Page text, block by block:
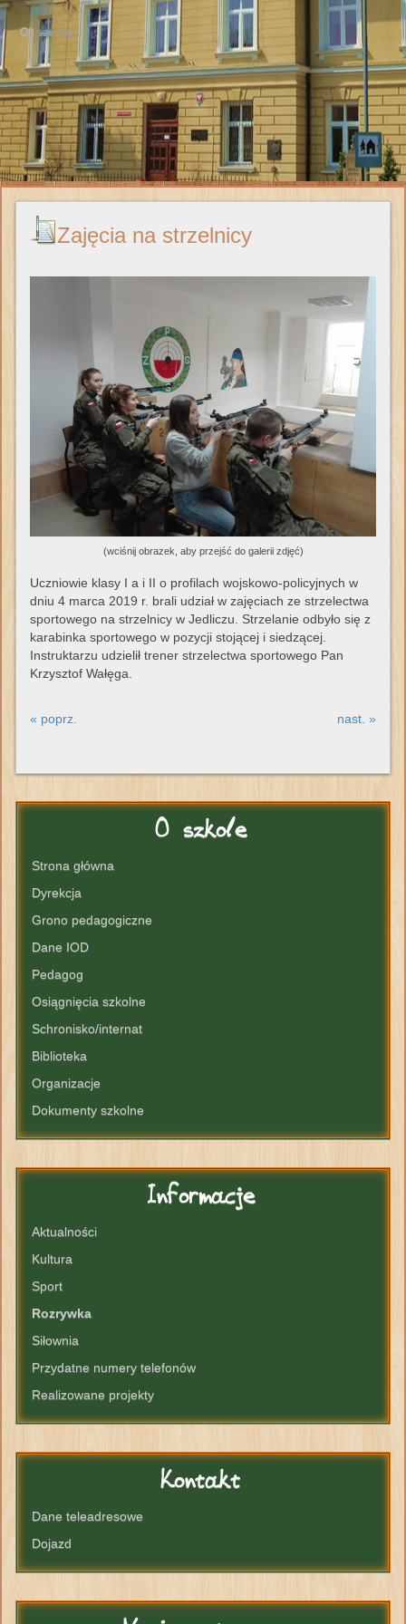
Zajęcia na strzelnicy
(wciśnij obrazek, aby przejść do galerii zdjęć)
Uczniowie klasy I a i II o profilach wojskowo-policyjnych w
dniu 4 marca 2019 r. brali udział w zajęciach ze strzelectwa
sportowego na strzelnicy w Jedliczu. Strzelanie odbyło się z
karabinka sportowego w pozycji stojącej i siedzącej.
Instruktarzu udzielił trener strzelectwa sportowego Pan
Krzysztof Wałęga.
« poprz. nast. »
Oszkole
Strona główna
Dyrekcja
Grono pedagogiczne
Dane IOD
Pedagog
Osiągnięcia szkolne
Schronisko/internat
Biblioteka
Organizacje
Dokumenty szkolne
Informacje
Aktualności
Kultura
Sport
Rozrywka
Siłownia
Przydatne numery telefonów
Realizowane projekty
Kontakt
Dane teleadresowe
Dojazd